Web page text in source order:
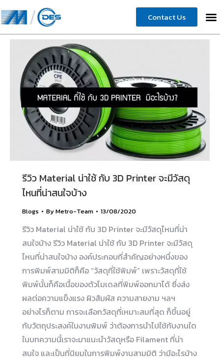
Contact Us
รีวิว Material น่าใช้ กับ 3D Printer จะมีวัสดุ
ไหนที่น่าสนใจบ้าง
Blogs ByMetro-Team 13/08/2020
รีวิว Material น่าใช้ กับ 3D Printer จะมีวัสดุไหนที่น่า
สนใจบ้าง รีวิว Material น่าใช้ กับ 3D Printer จะมีวัสดุ
ไหนที่น่าสนใจบ้าง องค์ประกอบที่สำคัญอย่างหนึ่งของ
การพิมพ์สามมิติก็คือ “วัสดุที่ใช้พิมพ์” เพราะวัสดุที่ใช้
พิมพ์นั้นก็คือเนื้อของตัวโมเดลที่พิมพ์ออกมาได้ ซึ่งส่ง
ผลต่อความแข็งแรง ผิวสัมผัส ความสายงาม ฯลฯ
อย่างไรก็ตาม การจะเลือกวัสดุที่เหมาะสมที่สุด ก็ขึ้นอยู่
กับวัตถุประสงค์ในงานพิมพ์ ว่าต้องการนำไปใช้กับงานใด
ในบทความนี้เราจะมาแนะนำวัสดุหรือ Filament ที่น่า
สนใจ และเป็นที่นิยมในการพิมพ์งานสามมิติ ว่ามีอะไรบ้าง